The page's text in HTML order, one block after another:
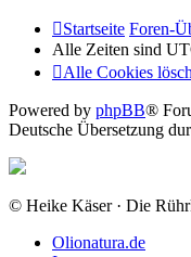
Startseite Foren-
Alle Zeiten sind
Alle Cookies
Powered by phpBB®
Deutsche Übersetzung
© Heike Käser · Die
Olionatura.de